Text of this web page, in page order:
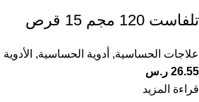
تلفاست 120 مجم 15 قرص
علاجات الحساسية, أدوية الحساسية,
26.55 ر.س
قراءة المزيد